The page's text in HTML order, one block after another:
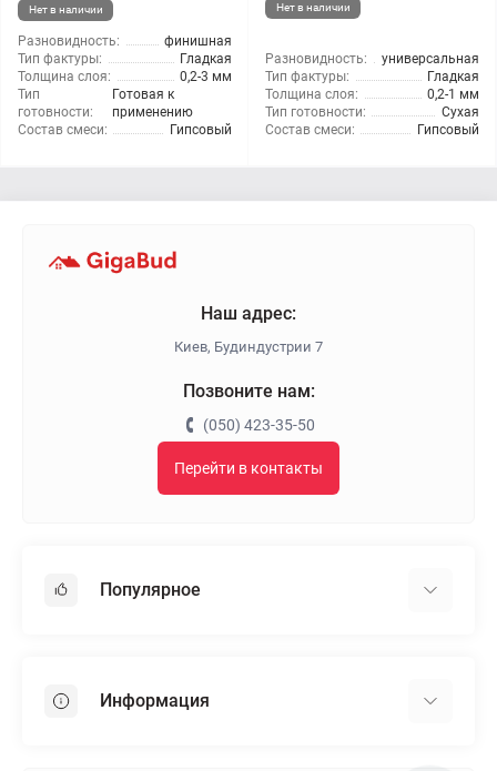
Нет в наличии
Разновидность:
финишная
Тип фактуры:
Гладкая
Толщина слоя:
0,2-3 мм
Тип
готовности:
Готовая к
применению
Состав смеси:
Гипсовый
Нет в наличии
Разновидность:
универсальная
Тип фактуры:
Гладкая
Толщина слоя:
0,2-1 мм
Тип готовности:
Сухая
Состав смеси:
Гипсовый
Наш адрес:
Киев, Будиндустрии 7
Позвоните нам:
(050) 423-35-50
Перейти в контакты
Популярное
Пенопласт
Информация